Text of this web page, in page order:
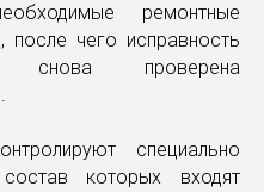
ремонтные
после чего исправность
снова проверена
специально
которых входят